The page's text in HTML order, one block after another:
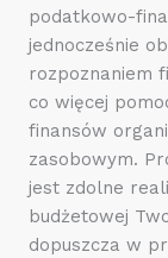
podatkowo-
jednocześnie
rozpoznaniem
co więcej
finansów
zasobowym.
jest zdolne
budżetowej
dopuszcza w